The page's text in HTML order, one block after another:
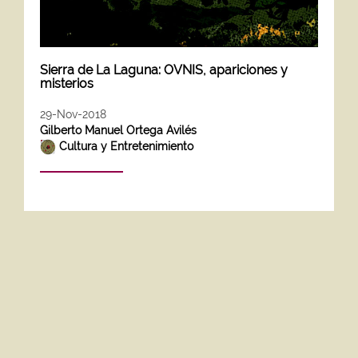
Sierra de La Laguna: OVNIS, apariciones y
misterios
29-Nov-2018
Gilberto Manuel Ortega Avilés
Cultura y Entretenimiento